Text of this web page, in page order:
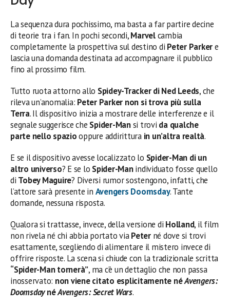
La sequenza dura pochissimo, ma basta a far partire decine
di teorie tra i fan. In pochi secondi,Marvelcambia
completamente la prospettiva sul destino di Peter Parkere
lascia una domanda destinata ad accompagnare il pubblico
fino al prossimo film.
Tutto ruota attorno allo Spidey-Tracker di Ned Leeds, che
rileva un’anomalia: Peter Parker non si trova più sulla
Terra. Il dispositivo inizia a mostrare delle interferenze e il
segnale suggerisce che Spider-Mansi trovi da qualche
parte nello spaziooppure addirittura in un’altra realtà.
E se il dispositivo avesse localizzato lo Spider-Man di un
altro universo? E se lo Spider-Manindividuato fosse quello
di Tobey Maguire? Diversi rumor sostengono, infatti, che
l’attore sarà presente in Avengers Doomsday. Tante
domande, nessuna risposta.
Qualora si trattasse, invece, della versione di Holland, il film
non rivela né chi abbia portato viaPeterné dove si trovi
esattamente, scegliendo di alimentare il mistero invece di
offrire risposte. La scena si chiude con la tradizionale scritta
“Spider-Man tornerà”, ma c’è un dettaglio che non passa
inosservato: non viene citato esplicitamente néAvengers:
DoomsdaynéAvengers: Secret Wars.